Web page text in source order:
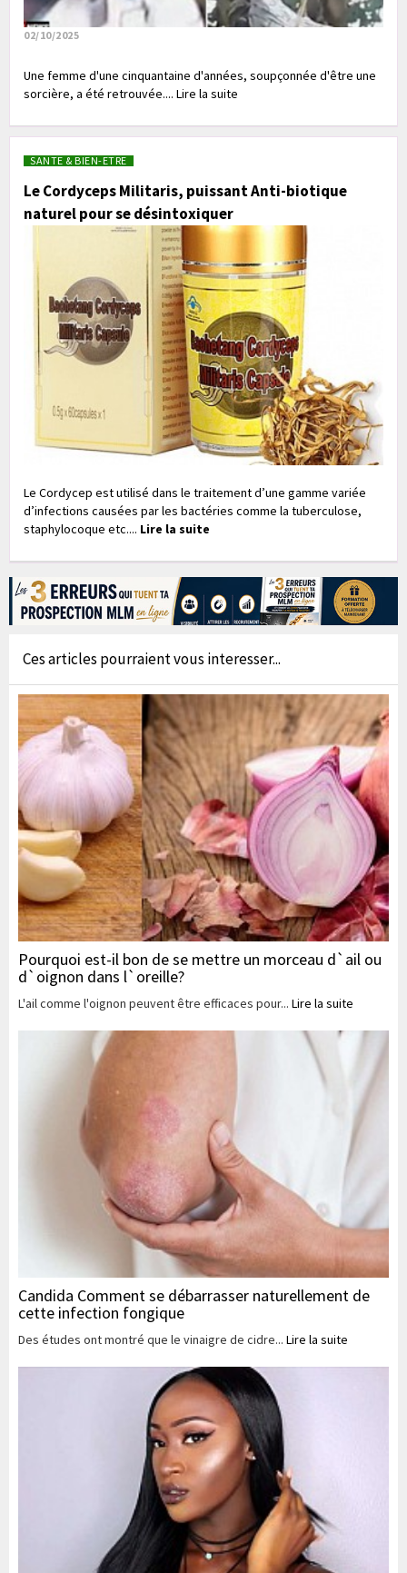
02/10/2025
Une femme d'une cinquantaine d'années, soupçonnée d'être une
sorcière, a été retrouvée.... Lire la suite
SANTE & BIEN-ETRE
Le Cordyceps Militaris, puissant Anti-biotique
naturel pour se désintoxiquer
Le Cordycep est utilisé dans le traitement d’une gamme variée
d’infections causées par les bactéries comme la tuberculose,
staphylocoque etc.... Lire la suite
Ces articles pourraient vous interesser...
Pourquoi est-il bon de se mettre un morceau d`ail ou
d`oignon dans l`oreille?
L'ail comme l'oignon peuvent être efficaces pour... Lire la suite
Candida Comment se débarrasser naturellement de
cette infection fongique
Des études ont montré que le vinaigre de cidre... Lire la suite